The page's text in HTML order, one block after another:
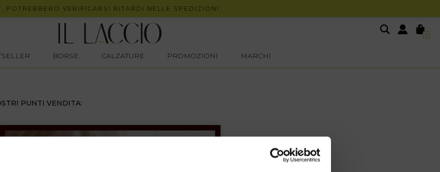
VERIFICARSI RITARDI NELLE SPEDIZIONI.
0
BORSE CALZATURE PROMOZIONI MARCHI
PUNTI VENDITA: